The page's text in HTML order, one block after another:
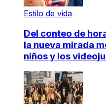
Estilo de vida
Del conteo de
la nueva mirada
niños y los